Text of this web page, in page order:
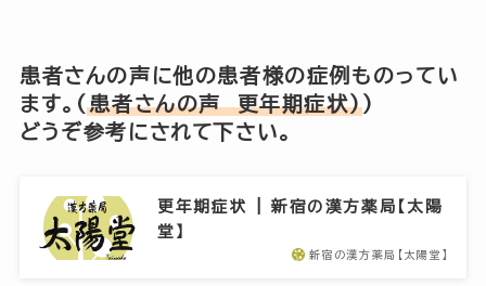
患者さんの声に他の患者様の症例ものってい
ます。(患者さんの声 更年期症状))
どうぞ参考にされて下さい。
更年期症状 | 新宿の漢方薬局【太陽
堂】
新宿の漢方薬局【太陽堂】